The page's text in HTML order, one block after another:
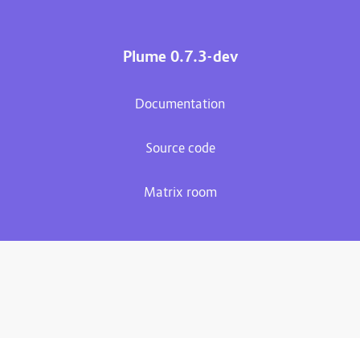
Plume 0.7.3-dev
Documentation
Source code
Matrix room